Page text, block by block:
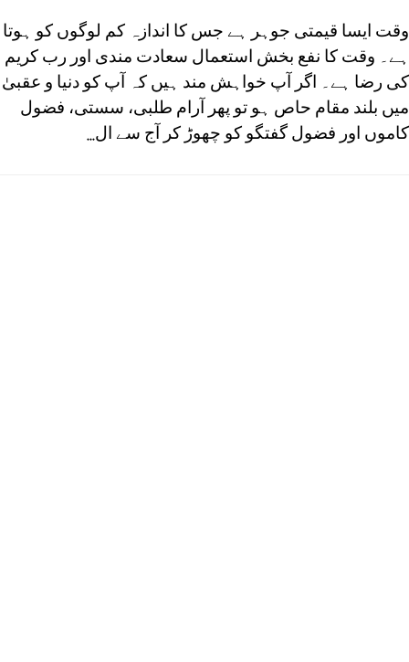
وقت ایسا قیمتی جوہر ہے جس کا اندازہ کم لوگوں کو ہوتا
ہے۔ وقت کا نفع بخش استعمال سعادت مندی اور رب کریم
کی رضا ہے۔ اگر آپ خواہش مند ہیں کہ آپ کو دنیا و عقبیٰ
میں بلند مقام حاص ہو تو پھر آرام طلبی، سستی، فضول
کاموں اور فضول گفتگو کو چھوڑ کر آج سے ال...